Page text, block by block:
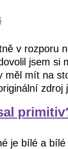
v rozporu
jsem si
měl mít na
je bílé a